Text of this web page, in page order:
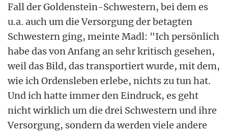
Fall der Goldenstein-Schwestern, bei dem es
u.a. auch um die Versorgung der betagten
Schwestern ging, meinte Madl: "Ich persönlich
habe das von Anfang an sehr kritisch gesehen,
weil das Bild, das transportiert wurde, mit dem,
wie ich Ordensleben erlebe, nichts zu tun hat.
Und ich hatte immer den Eindruck, es geht
nicht wirklich um die drei Schwestern und ihre
Versorgung, sondern da werden viele andere